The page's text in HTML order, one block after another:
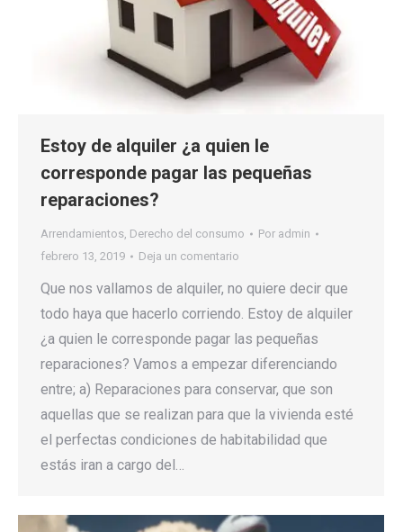
Estoy de alquiler ¿a quien le
corresponde pagar las pequeñas
reparaciones?
Arrendamientos, Derecho del consumo Por admin
febrero 13, 2019
Deja un comentario
Que nos vallamos de alquiler, no quiere decir que
todo haya que hacerlo corriendo. Estoy de alquiler
¿a quien le corresponde pagar las pequeñas
reparaciones? Vamos a empezar diferenciando
entre; a) Reparaciones para conservar, que son
aquellas que se realizan para que la vivienda esté
el perfectas condiciones de habitabilidad que
estás iran a cargo del…